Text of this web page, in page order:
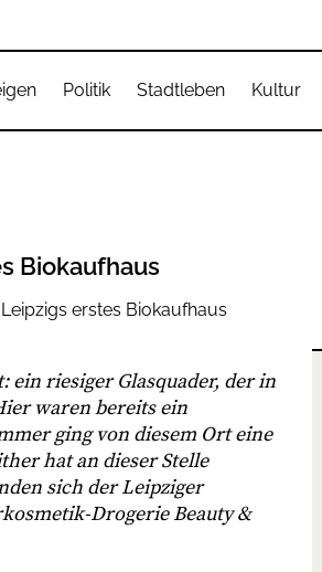
Politik Stadtleben Kultur
Biokaufhaus
riesiger Glasquader, der in
waren bereits ein
ging von diesem Ort eine
hat an dieser Stelle
sich der Leipziger
Drogerie Beauty &